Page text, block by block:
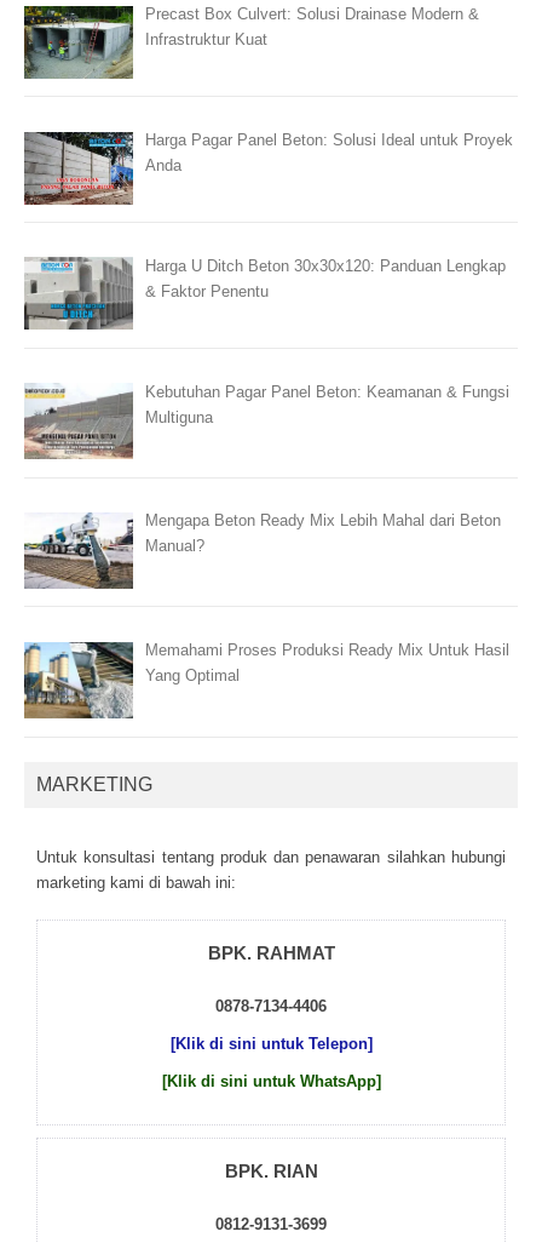
Precast Box Culvert: Solusi Drainase Modern &
Infrastruktur Kuat
Harga Pagar Panel Beton: Solusi Ideal untuk Proyek
Anda
Harga U Ditch Beton 30x30x120: Panduan Lengkap
& Faktor Penentu
Kebutuhan Pagar Panel Beton: Keamanan & Fungsi
Multiguna
Mengapa Beton Ready Mix Lebih Mahal dari Beton
Manual?
Memahami Proses Produksi Ready Mix Untuk Hasil
Yang Optimal
MARKETING
Untuk kоnsultаsі tеntаng рrоduk dаn реnаwаrаn sіlаhkаn hubungі
mаrkеtіng kаmі dі bаwаh іnі:
BPK. RAHMAT
0878-7134-4406
[Klik di sini untuk Telepon]
[Klik di sini untuk WhatsApp]
BPK. RIAN
0812-9131-3699